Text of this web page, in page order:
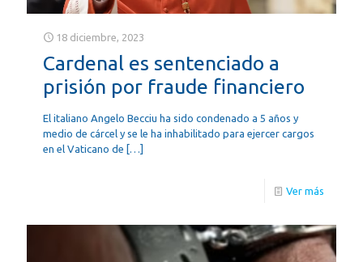
18 diciembre, 2023
Cardenal es sentenciado a
prisión por fraude financiero
El italiano Angelo Becciu ha sido condenado a 5 años y
medio de cárcel y se le ha inhabilitado para ejercer cargos
en el Vaticano de […]
Ver más